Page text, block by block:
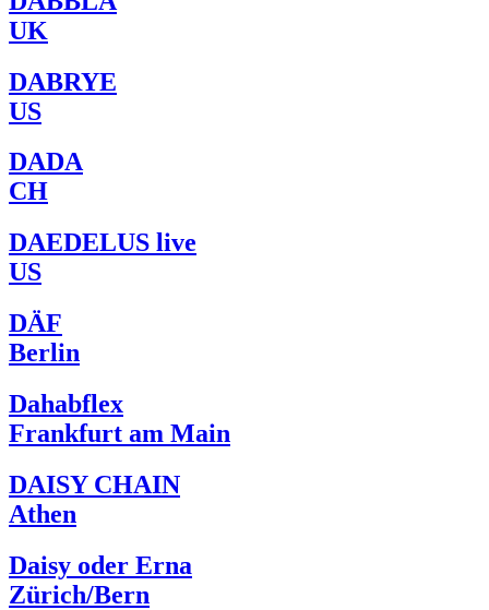
UK
DABRYE
US
DADA
CH
DAEDELUS live
US
DÄF
Berlin
Dahabflex
Frankfurt am Main
DAISY CHAIN
Athen
Daisy oder Erna
Zürich/Bern